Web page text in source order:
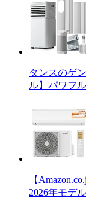
タンスのゲ
ル】パワフ
【
2026年モデ